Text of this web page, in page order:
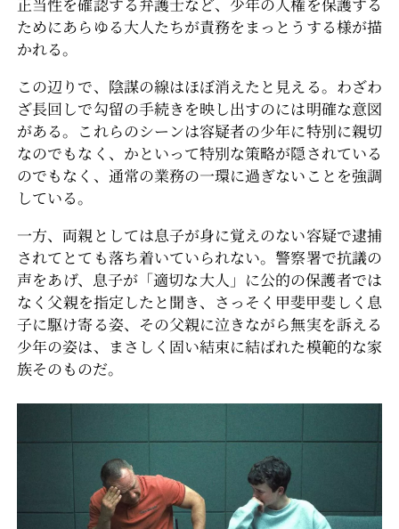
ためにあらゆる大人たちが責務をまっとうする様が描
かれる。
この辺りで、陰謀の線はほぼ消えたと見える。わざわ
ざ長回しで勾留の手続きを映し出すのには明確な意図
がある。これらのシーンは容疑者の少年に特別に親切
なのでもなく、かといって特別な策略が隠されている
のでもなく、通常の業務の一環に過ぎないことを強調
している。
一方、両親としては息子が身に覚えのない容疑で逮捕
されてとても落ち着いていられない。警察署で抗議の
声をあげ、息子が「適切な大人」に公的の保護者では
なく父親を指定したと聞き、さっそく甲斐甲斐しく息
子に駆け寄る姿、その父親に泣きながら無実を訴える
少年の姿は、まさしく固い結束に結ばれた模範的な家
族そのものだ。